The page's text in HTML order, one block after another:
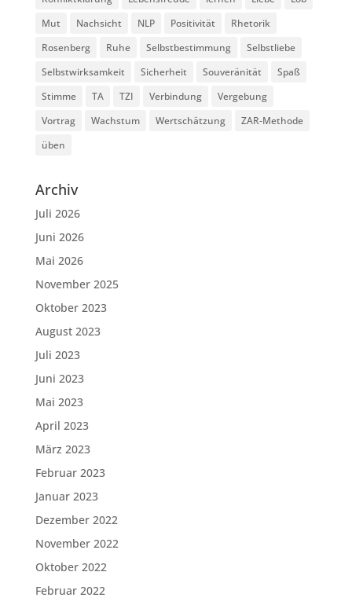
Mut
Nachsicht NLP Positivität
Rhetorik
Rosenberg
Ruhe Selbstbestimmung
Selbstliebe
Selbstwirksamkeit
Sicherheit Souveränität
Spaß
Stimme
TA TZI Verbindung
Vergebung
Vortrag
Wachstum Wertschätzung
ZAR-Methode
üben
Archiv
Juli 2026
Juni 2026
Mai 2026
November 2025
Oktober 2023
August 2023
Juli 2023
Juni 2023
Mai 2023
April 2023
März 2023
Februar 2023
Januar 2023
Dezember 2022
November 2022
Oktober 2022
Februar 2022